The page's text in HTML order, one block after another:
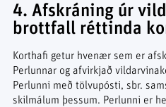
4. Afskráning úr
brottfall réttinda
Korthafi getur hvenær sem er
Perlunnar og afvirkjað
Perlunni með tölvupósti, sbr.
skilmálum þessum. Perlunni er